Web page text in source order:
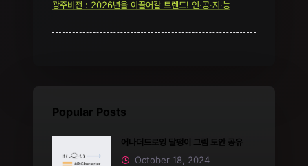
광주비전 : 2026년을 이끌어갈 트렌드! 인·공·지·능
Popular Posts
어나더드로잉 달팽이 그림 도안 공유
October 18, 2024